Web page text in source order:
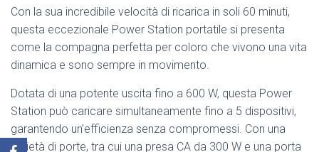
Con la sua incredibile velocità di ricarica in soli 60 minuti,
questa eccezionale Power Station portatile si presenta
come la compagna perfetta per coloro che vivono una vita
dinamica e sono sempre in movimento.
Dotata di una potente uscita fino a 600 W, questa Power
Station può caricare simultaneamente fino a 5 dispositivi,
garantendo un’efficienza senza compromessi. Con una
varietà di porte, tra cui una presa CA da 300 W e una porta